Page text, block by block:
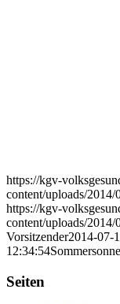
https://kgv-
content/uploads/
https://kgv-
content/uploads/
Vorsitzender2014-07-
12:34:54
Seiten